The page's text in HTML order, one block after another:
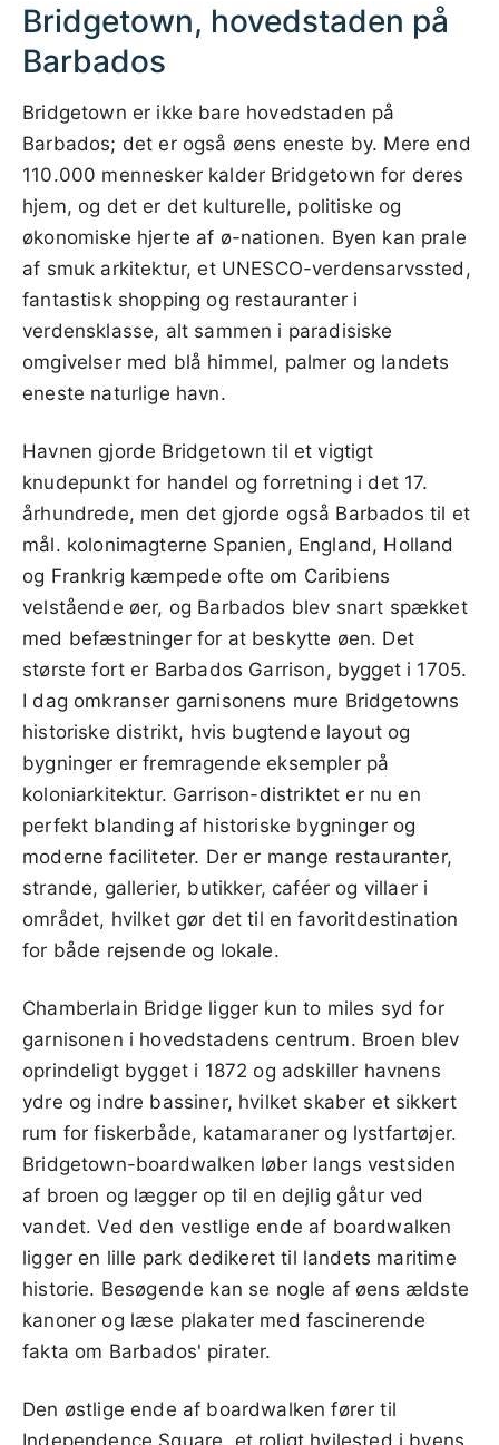
Bridgetown, hovedstaden på
Barbados
Bridgetown er ikke bare hovedstaden på
Barbados; det er også øens eneste by. Mere end
110.000 mennesker kalder Bridgetown for deres
hjem, og det er det kulturelle, politiske og
økonomiske hjerte af ø-nationen. Byen kan prale
af smuk arkitektur, et UNESCO-verdensarvssted,
fantastisk shopping og restauranter i
verdensklasse, alt sammen i paradisiske
omgivelser med blå himmel, palmer og landets
eneste naturlige havn.
Havnen gjorde Bridgetown til et vigtigt
knudepunkt for handel og forretning i det 17.
århundrede, men det gjorde også Barbados til et
mål. kolonimagterne Spanien, England, Holland
og Frankrig kæmpede ofte om Caribiens
velstående øer, og Barbados blev snart spækket
med befæstninger for at beskytte øen. Det
største fort er Barbados Garrison, bygget i 1705.
I dag omkranser garnisonens mure Bridgetowns
historiske distrikt, hvis bugtende layout og
bygninger er fremragende eksempler på
koloniarkitektur. Garrison-distriktet er nu en
perfekt blanding af historiske bygninger og
moderne faciliteter. Der er mange restauranter,
strande, gallerier, butikker, caféer og villaer i
området, hvilket gør det til en favoritdestination
for både rejsende og lokale.
Chamberlain Bridge ligger kun to miles syd for
garnisonen i hovedstadens centrum. Broen blev
oprindeligt bygget i 1872 og adskiller havnens
ydre og indre bassiner, hvilket skaber et sikkert
rum for fiskerbåde, katamaraner og lystfartøjer.
Bridgetown-boardwalken løber langs vestsiden
af broen og lægger op til en dejlig gåtur ved
vandet. Ved den vestlige ende af boardwalken
ligger en lille park dedikeret til landets maritime
historie. Besøgende kan se nogle af øens ældste
kanoner og læse plakater med fascinerende
fakta om Barbados' pirater.
Den østlige ende af boardwalken fører til
Independence Square, et roligt hvilested i byens